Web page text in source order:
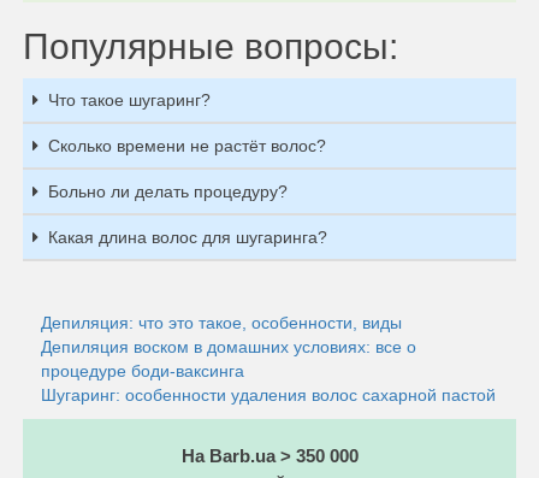
Популярные вопросы:
Что такое шугаринг?
Сколько времени не растёт волос?
Больно ли делать процедуру?
Какая длина волос для шугаринга?
Депиляция: что это такое, особенности, виды
Депиляция воском в домашних условиях: все о
процедуре боди-ваксинга
Шугаринг: особенности удаления волос сахарной пастой
На Barb.ua > 350 000